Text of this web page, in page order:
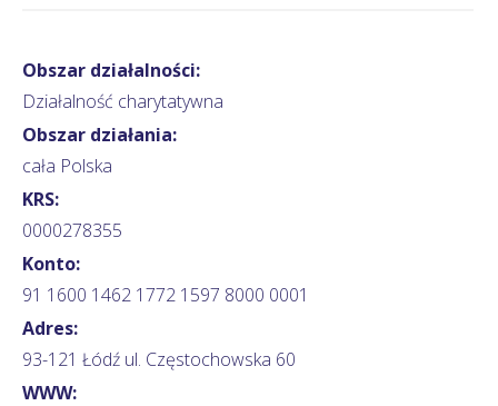
Obszar działalności:
Działalność charytatywna
Obszar działania:
cała Polska
KRS:
0000278355
Konto:
91 1600 1462 1772 1597 8000 0001
Adres:
93-121 Łódź ul. Częstochowska 60
WWW: